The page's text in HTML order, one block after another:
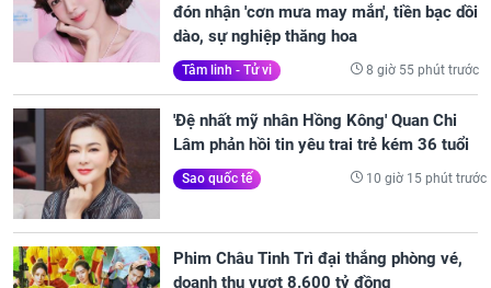
đón nhận 'cơn mưa may mắn', tiền bạc dồi
dào, sự nghiệp thăng hoa
Tâm linh - Tử vi 8 giờ 55 phút trước
'Đệ nhất mỹ nhân Hồng Kông' Quan Chi
Lâm phản hồi tin yêu trai trẻ kém 36 tuổi
Sao quốc tế 10 giờ 15 phút trước
Phim Châu Tinh Trì đại thắng phòng vé,
doanh thu vượt 8.600 tỷ đồng